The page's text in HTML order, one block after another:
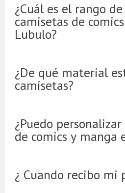
¿Cuál es el rango
camisetas de
Lubulo?
¿De qué material
camisetas?
¿Puedo
de comics y manga
¿ Cuando recibo mi